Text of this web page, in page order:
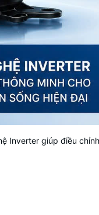
Inverter giúp điều